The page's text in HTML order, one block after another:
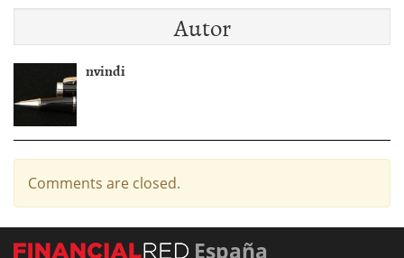
Autor
nvindi
Comments are closed.
España